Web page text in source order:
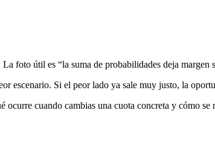
foto útil es “la suma de probabilidades deja margen
escenario. Si el peor lado ya sale muy justo, la
ocurre cuando cambias una cuota concreta y cómo